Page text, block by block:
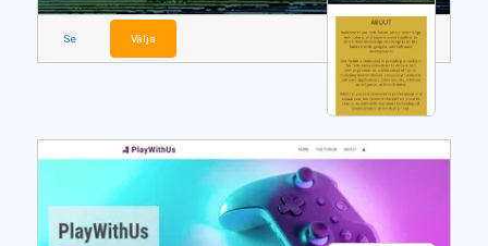
Se Välja